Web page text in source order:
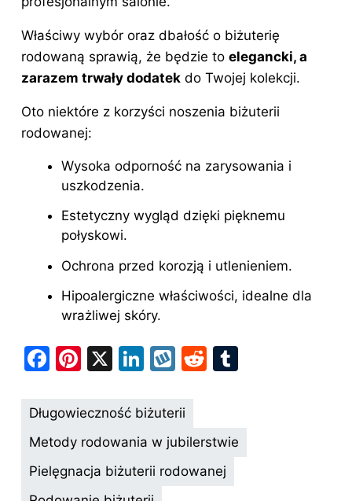
Właściwy wybór oraz dbałość o biżuterię
rodowaną sprawią, że będzie to elegancki, a
zarazem trwały dodatek do Twojej kolekcji.
Oto niektóre z korzyści noszenia biżuterii
rodowanej:
Wysoka odporność na zarysowania i
uszkodzenia.
Estetyczny wygląd dzięki pięknemu
połyskowi.
Ochrona przed korozją i utlenieniem.
Hipoalergiczne właściwości, idealne dla
wrażliwej skóry.
F
c
e
b
o
Pi
er
e
st
X
Li
k
e
dI
n
W
k
o
p
R
di
Długowieczność biżuterii
Metody rodowania w jubilerstwie
Pielęgnacja biżuterii rodowanej